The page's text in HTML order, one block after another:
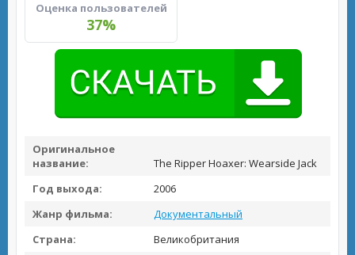
Оценка пользователей
37%
Оригинальное
название:
The Ripper Hoaxer: Wearside Jack
Год выхода:
2006
Жанр фильма:
Документальный
Страна:
Великобритания